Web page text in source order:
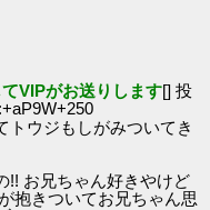
VIPがお送りします[] 投
ウジもしがみついてき
!! お兄ちゃん好きやけど
抱きついてお兄ちゃん思